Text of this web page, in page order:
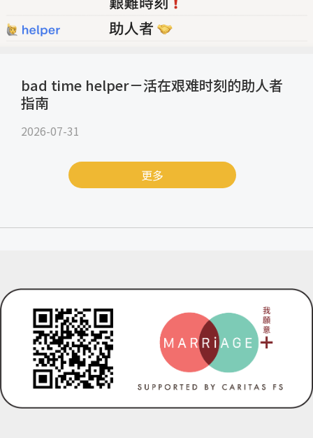
bad time helper－活在艰难时刻的助人者
指南
2026-07-31
更多